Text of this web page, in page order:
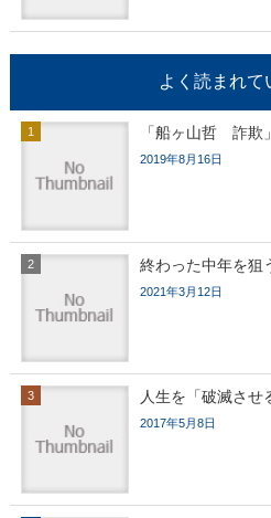
よく読まれて
「船ヶ山哲 詐欺
2019年8月16日
終わった中年を狙
2021年3月12日
人生を「破滅させ
2017年5月8日